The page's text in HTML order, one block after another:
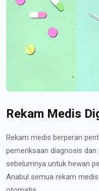
Rekam Medis
Rekam medis berperan
pemeriksaan diagnosis
sebelumnya untuk hewan
Anabul semua rekam